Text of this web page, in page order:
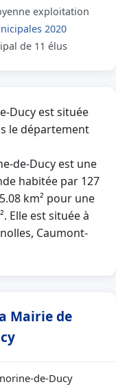
exploitation
2020
de 11 élus
Ducy est située
le département
de-Ducy est une
habitée par 127
km² pour une
Elle est située à
Caumont-
Mairie de
de-Ducy